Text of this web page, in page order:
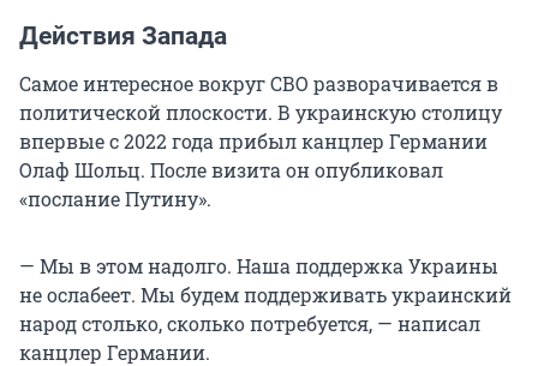
Действия Запада
Самое интересное вокруг СВО разворачивается в
политической плоскости. В украинскую столицу
впервые с 2022 года прибыл канцлер Германии
Олаф Шольц. После визита он опубликовал
«послание Путину».
— Мы в этом надолго. Наша поддержка Украины
не ослабеет. Мы будем поддерживать украинский
народ столько, сколько потребуется, — написал
канцлер Германии.